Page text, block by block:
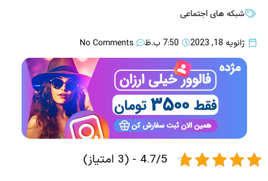
شبکه های اجتماعی
ژانویه 18, 2023 7:50 ب.ظ No Comments
4.7/5 - (3 امتیاز)